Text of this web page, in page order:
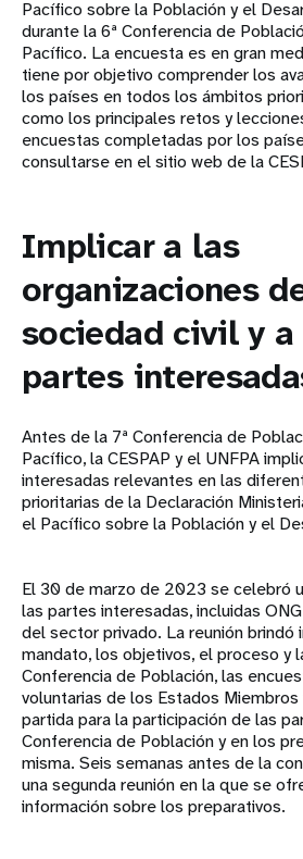
Pacífico sobre la Población y el
durante la 6ª Conferencia de
Pacífico. La encuesta es en gran
tiene por objetivo comprender los
los países en todos los ámbitos
como los principales retos y
encuestas completadas por los
consultarse en el sitio web de la
Implicar a las
organizaciones
sociedad civil y
partes
Antes de la 7ª Conferencia de
Pacífico, la CESPAP y el UNFPA
interesadas relevantes en las
prioritarias de la Declaración
el Pacífico sobre la Población y el
El 30 de marzo de 2023 se celebró
las partes interesadas, incluidas
del sector privado. La reunión brindó
mandato, los objetivos, el proceso y
Conferencia de Población, las
voluntarias de los Estados
partida para la participación de las
Conferencia de Población y en los
misma. Seis semanas antes de la
una segunda reunión en la que se
información sobre los preparativos.